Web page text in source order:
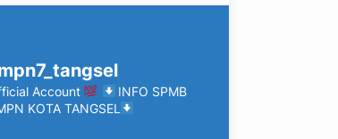
Account
INFO SPMB
KOTA TANGSEL